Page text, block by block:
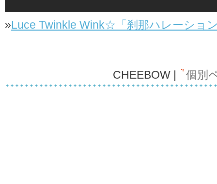
»Luce Twinkle Wink☆「刹那ハレーショ
CHEEBOW | 個別